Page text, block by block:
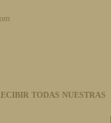
TODAS NUESTRAS